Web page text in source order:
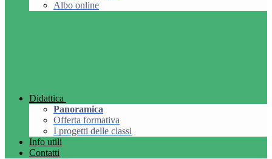
Albo online
Didattica
Panoramica
Offerta formativa
I progetti delle classi
Info utili
Contatti